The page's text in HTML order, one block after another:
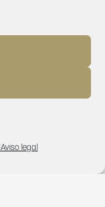
Aviso legal